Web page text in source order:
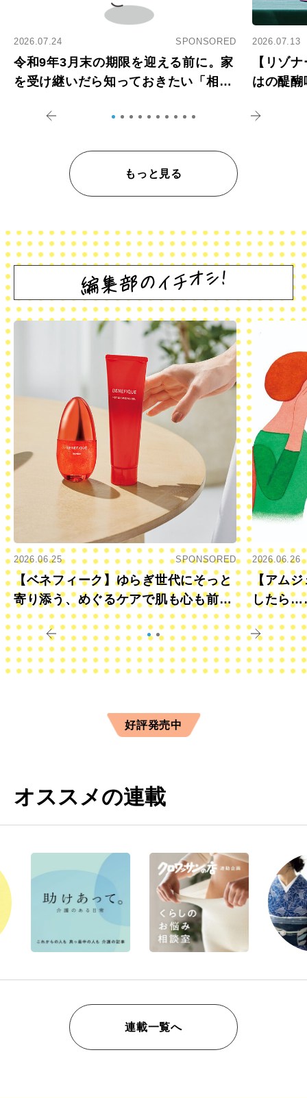
2026.07.24 SPONSORED
令和9年3月末の期限を迎える前に。家
を受け継いだら知っておきたい「相続
2026.07.13
【リゾ
はの醍
もっと見る
2026.06.25 SPONSORED
【ベネフィーク】ゆらぎ世代にそっと
寄り添う、めぐるケアで肌も心も前向
きに
2026.06.26
【アムジ
したら
すか？
好評発売中
オススメの連載
連載一覧へ